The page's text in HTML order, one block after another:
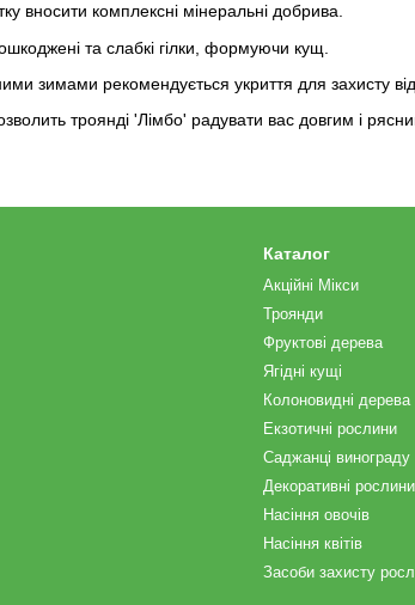
вносити комплексні мінеральні добрива.
та слабкі гілки, формуючи кущ.
зимами рекомендується укриття для захисту від
троянді 'Лімбо' радувати вас довгим і
Каталог
Акційні Мікси
Троянди
Фруктові дерева
Ягідні кущі
Колоновидні дерева
Екзотичні рослини
Саджанці винограду
Декоративні рослини
Насіння овочів
Насіння квітів
Засоби захисту